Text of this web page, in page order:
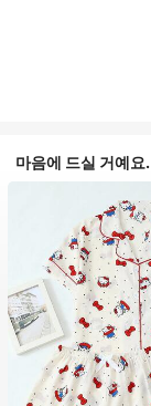
마음에 드실 거예요.